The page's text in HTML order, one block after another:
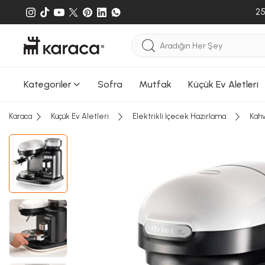
Kategoriler Sofra Mutfak Küçük Ev Aletleri
Sepete
Karaca Küçük Ev Aletleri Elektrikli İçecek Hazırlama